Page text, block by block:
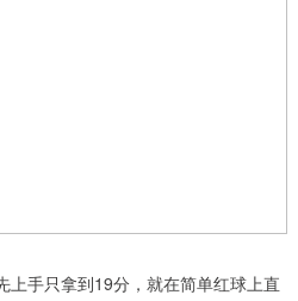
上手只拿到19分，就在简单红球上直